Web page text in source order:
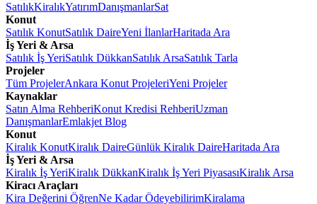
SatılıkKiralıkYatırımDanışmanlarSat
Konut
Satılık KonutSatılık DaireYeni İlanlarHaritada Ara
İş Yeri & Arsa
Satılık İş YeriSatılık DükkanSatılık ArsaSatılık Tarla
Projeler
Tüm ProjelerAnkara Konut ProjeleriYeni Projeler
Kaynaklar
Satın Alma RehberiKonut Kredisi RehberiUzman
DanışmanlarEmlakjet Blog
Konut
Kiralık KonutKiralık DaireGünlük Kiralık DaireHaritada Ara
İş Yeri & Arsa
Kiralık İş YeriKiralık DükkanKiralık İş Yeri PiyasasıKiralık Arsa
Kiracı Araçları
Kira Değerini ÖğrenNe Kadar ÖdeyebilirimKiralama